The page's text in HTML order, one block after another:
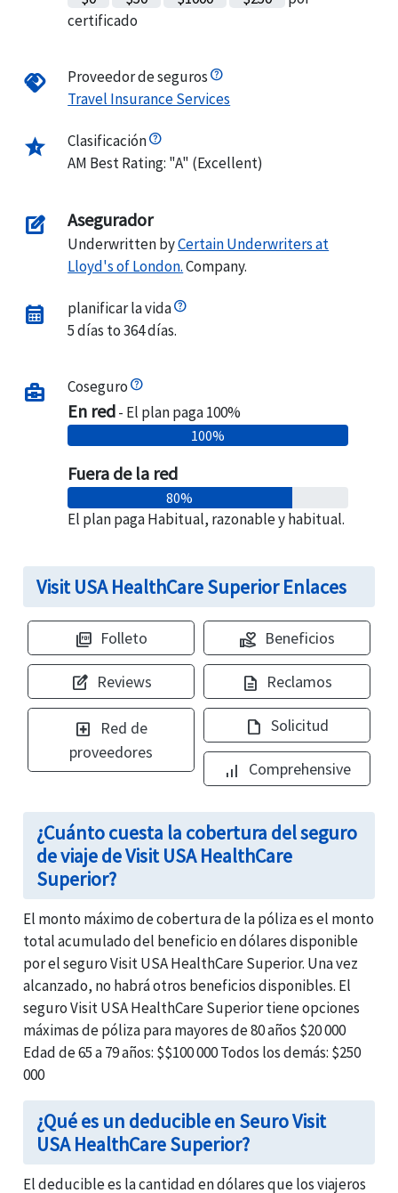
certificado
handshake
Proveedor de seguros
Travel Insurance Services
star_half
Clasificación
AM Best Rating: "A" (Excellent)
edit_square Asegurador
Underwritten byCertain Underwriters at
Lloyd's of London.Company.
calendar_month
planificar la vida
5 días to 364 días.
business_center Coseguro
En red- El plan paga 100%
100%
Fuera de la red
80%
El plan paga Habitual, razonable y habitual.
Visit USA HealthCare Superior Enlaces
picture_as_pdf Folleto volunteer_activism Beneficios
edit_square Reviews description Reclamos
local_hospital
Red de
proveedores
draft Solicitud
signal_cellular_alt Comprehensive
¿Cuánto cuesta la cobertura del seguro
de viaje de Visit USA HealthCare
Superior?
El monto máximo de cobertura de la póliza es el monto
total acumulado del beneficio en dólares disponible
por el seguro Visit USA HealthCare Superior. Una vez
alcanzado, no habrá otros beneficios disponibles. El
seguro Visit USA HealthCare Superior tiene opciones
máximas de póliza para mayores de 80 años $20 000
Edad de 65 a 79 años: $$100 000 Todos los demás: $250
000
¿Qué es un deducible en Seuro Visit
USA HealthCare Superior?
El deducible es la cantidad en dólares que los viajeros